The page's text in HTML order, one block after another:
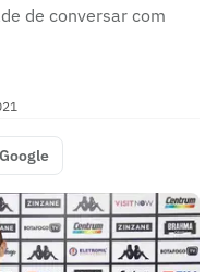
de conversar com